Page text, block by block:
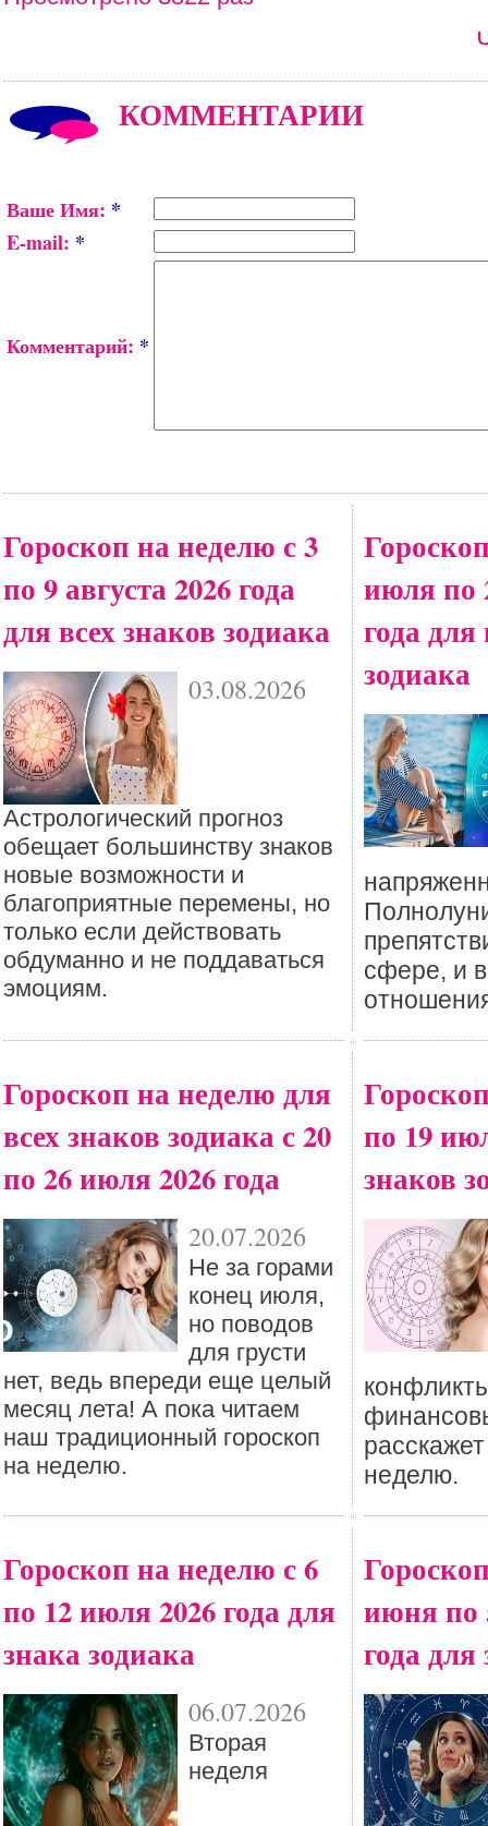
КОММЕНТАРИИ
Ваше Имя: *
E-mail: *
Комментарий: *
Гороскоп на неделю с 3
по 9 августа 2026 года
для всех знаков зодиака
03.08.2026
Астрологический прогноз
обещает большинству знаков
новые возможности и
благоприятные перемены, но
только если действовать
обдуманно и не поддаваться
эмоциям.
июля по
года для
зодиака
сфере, и
Гороскоп на неделю для
всех знаков зодиака с 20
по 26 июля 2026 года
20.07.2026
Не за горами
конец июля,
но поводов
для грусти
нет, ведь впереди еще целый
месяц лета! А пока читаем
наш традиционный гороскоп
на неделю.
по 19
знаков
неделю.
Гороскоп на неделю с 6
по 12 июля 2026 года для
знака зодиака
06.07.2026
Вторая
неделя
июня по
года